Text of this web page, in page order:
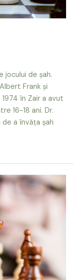
jocului de șah.
Frank şi
în Zair a avut
16-18 ani. Dr.
a învăţa şah